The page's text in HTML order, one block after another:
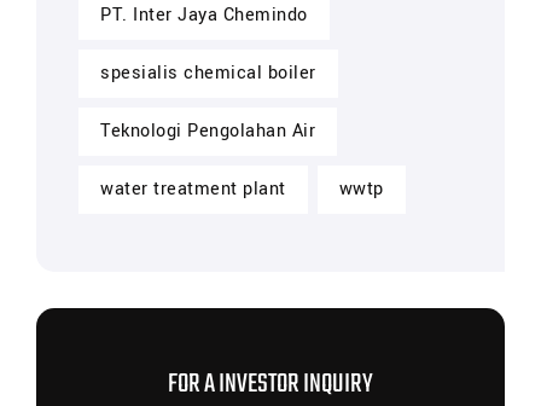
PT. Inter Jaya Chemindo
spesialis chemical boiler
Teknologi Pengolahan Air
water treatment plant wwtp
FOR A INVESTOR INQUIRY